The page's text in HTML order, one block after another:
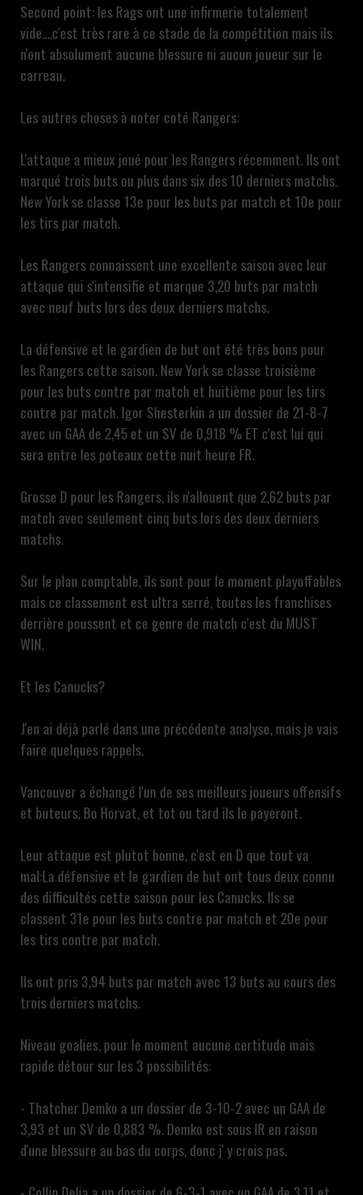
Second point: les Rags ont une infirmerie totalement
vide....c'est très rare à ce stade de la compétition mais ils
n'ont absolument aucune blessure ni aucun joueur sur le
carreau.
Les autres choses à noter coté Rangers:
L'attaque a mieux joué pour les Rangers récemment. Ils ont
marqué trois buts ou plus dans six des 10 derniers matchs.
New York se classe 13e pour les buts par match et 10e pour
les tirs par match.
Les Rangers connaissent une excellente saison avec leur
attaque qui s'intensifie et marque 3,20 buts par match
avec neuf buts lors des deux derniers matchs.
La défensive et le gardien de but ont été très bons pour
les Rangers cette saison. New York se classe troisième
pour les buts contre par match et huitième pour les tirs
contre par match. Igor Shesterkin a un dossier de 21-8-7
avec un GAA de 2,45 et un SV de 0,918 % ET c'est lui qui
sera entre les poteaux cette nuit heure FR.
Grosse D pour les Rangers, ils n'allouent que 2,62 buts par
match avec seulement cinq buts lors des deux derniers
matchs.
Sur le plan comptable, ils sont pour le moment playoffables
mais ce classement est ultra serré, toutes les franchises
derrière poussent et ce genre de match c'est du MUST
WIN.
Et les Canucks?
J'en ai déjà parlé dans une précédente analyse, mais je vais
faire quelques rappels.
Vancouver a échangé l'un de ses meilleurs joueurs offensifs
et buteurs, Bo Horvat, et tot ou tard ils le payeront.
Leur attaque est plutot bonne, c'est en D que tout va
mal:La défensive et le gardien de but ont tous deux connu
des difficultés cette saison pour les Canucks. Ils se
classent 31e pour les buts contre par match et 20e pour
les tirs contre par match.
Ils ont pris 3,94 buts par match avec 13 buts au cours des
trois derniers matchs.
Niveau goalies, pour le moment aucune certitude mais
rapide détour sur les 3 possibilités:
- Thatcher Demko a un dossier de 3-10-2 avec un GAA de
3,93 et ​​un SV de 0,883 %. Demko est sous IR en raison
d'une blessure au bas du corps, donc j' y crois pas.